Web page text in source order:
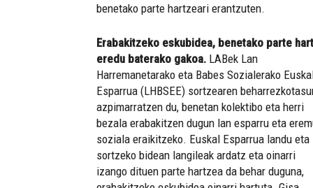
benetako parte hartzeari erantzuten.
Erabakitzeko eskubidea, benetako parte
eredu baterako gakoa. LABek Lan
Harremanetarako eta Babes Sozialerako
Esparrua (LHBSEE) sortzearen
azpimarratzen du, benetan kolektibo eta herri
bezala erabakitzen dugun lan esparru eta
soziala eraikitzeko. Euskal Esparrua landu eta
sortzeko bidean langileak ardatz eta oinarri
izango dituen parte hartzea da behar duguna,